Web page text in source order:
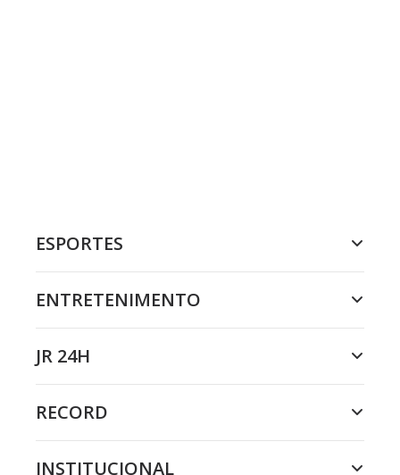
ESPORTES
ENTRETENIMENTO
JR 24H
RECORD
INSTITUCIONAL